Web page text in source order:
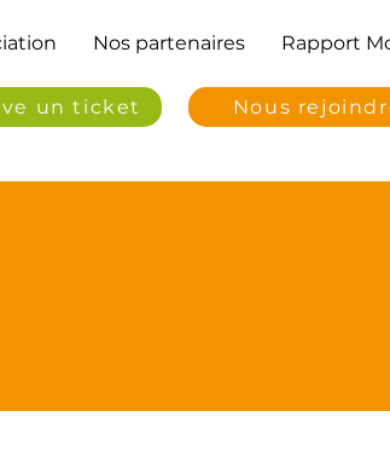
Nos partenaires Rapport
un ticket Nous